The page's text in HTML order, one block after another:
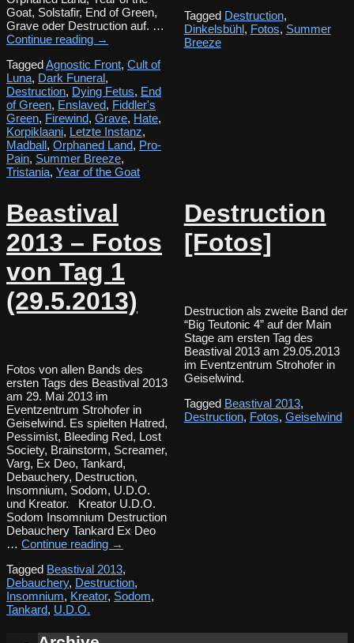
Goat, Solstafir, End of Green,
Grave oder Destruction auf. …
Continue reading →
TaggedAgnostic Front, Cult of
Luna, Dark Funeral,
Destruction, Dying Fetus, End
of Green, Enslaved, Fiddler's
Green, Firewind, Grave, Hate,
Korpiklaani, Letzte Instanz,
Madball, Orphaned Land, Pro-
Pain, Summer Breeze,
Tristania, Year of the Goat
Tagged Destruction,
Dinkelsbühl, Fotos, Summer
Breeze
Beastival
2013 – Fotos
von Tag 1
(29.5.2013)
Fotos von allen Bands des
ersten Tags des Beastival 2013
am 29. Mai 2013 im
Eventzentrum Strohofer in
Geiselwind. Es spielten Hatred,
Pessimist, Bleeding Red, Lost
Society, Brainstorm, Screamer,
Varg, Ex Deo, Tankard,
Debauchery, Destruction,
Insomnium, Sodom, U.D.O.
und Kreator. Kreator U.D.O.
Sodom Insomnium Destruction
Debauchery Tankard Ex Deo
… Continue reading →
Tagged Beastival 2013,
Debauchery, Destruction,
Insomnium, Kreator, Sodom,
Tankard, U.D.O.
Destruction
[Fotos]
Destruction als zweite Band der
“Big Teutonic 4” auf der Main
Stage am ersten Tag des
Beastival 2013 am 29.05.2013
im Eventzentrum Strohofer in
Geiselwind.
Tagged Beastival 2013,
Destruction, Fotos, Geiselwind